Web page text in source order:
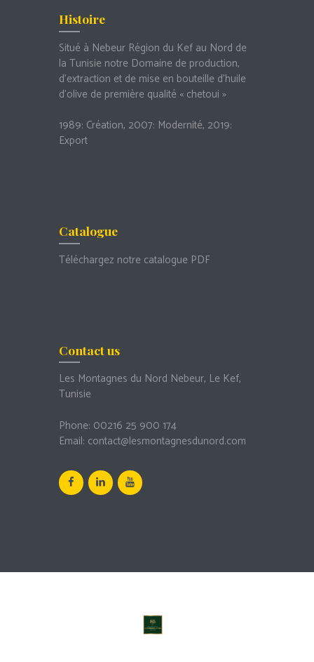
Histoire
Situé à Nebeur Région du Kef au Nord de
la Tunisie notre Domaine de production,
d’extraction et de mise en bouteille d’huile
d’olive de première qualité « chetoui »
1989: Création, 2007: Modernité, 2019:
Export
Catalogue
Téléchargez notre catalogue PDF
Contact us
Les Montagnes du Nord Nebeur, Le Kef,
Tunisie
Phone: 00216 25 900 174
Email: contact@lesmontagnesdunord.com